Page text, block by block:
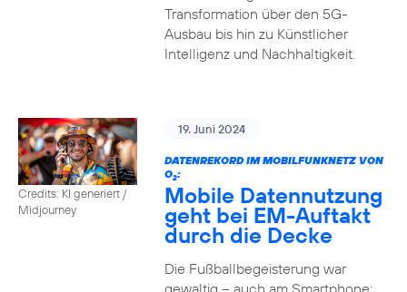
Transformation über den 5G-
Ausbau bis hin zu Künstlicher
Intelligenz und Nachhaltigkeit.
Credits: KI generiert /
Midjourney
19. Juni 2024
DATENREKORD IM MOBILFUNKNETZ VON
O2:
Mobile Datennutzung
geht bei EM-Auftakt
durch die Decke
Die Fußballbegeisterung war
gewaltig – auch am Smartphone: